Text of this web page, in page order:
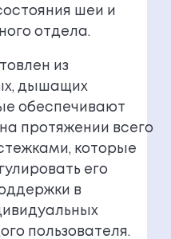
шеи и
отдела.
из
дышащих
обеспечивают
протяжении всего
которые
его
в
пользователя.